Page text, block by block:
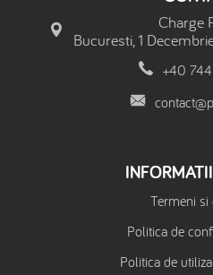
Charge
Bucuresti, 1
+40
Termeni si
Politica de
Politica de